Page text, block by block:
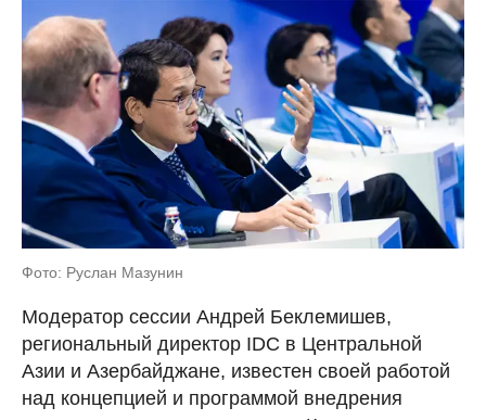
Фото: Руслан Мазунин
Модератор сессии Андрей Беклемишев,
региональный директор IDC в Центральной
Азии и Азербайджане, известен своей работой
над концепцией и программой внедрения